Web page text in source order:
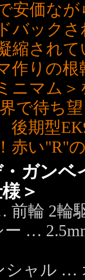
安価な
バック
縮され
作りの
ニマム
で待ち
期型
赤い"R"
ガンベ
＞
前輪 2輪
ー …
シャル …